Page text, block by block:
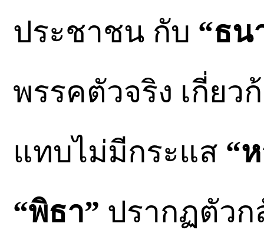
ประชาชน กับ “ธน
พรรคตัวจริง เกี่ย
แทบไม่มีกระแส “
“พิธา” ปรากฏตัว